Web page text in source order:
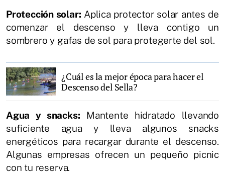
Protección solar: Aplica protector solar antes de
comenzar el descenso y lleva contigo un
sombrero y gafas de sol para protegerte del sol.
¿Cuál es la mejor época para hacer el
Descenso del Sella?
Agua y snacks: Mantente hidratado llevando
suficiente agua y lleva algunos snacks
energéticos para recargar durante el descenso.
Algunas empresas ofrecen un pequeño picnic
con tu reserva.